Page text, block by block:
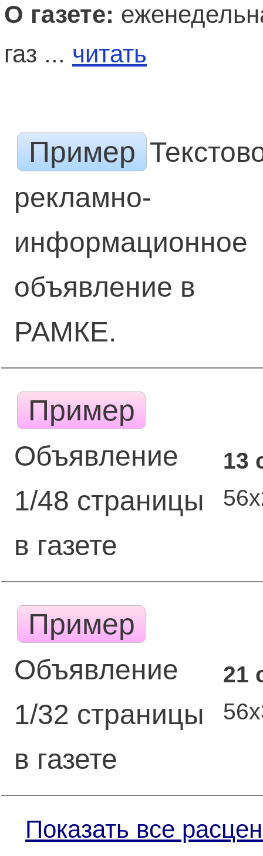
О газете:
газ ... читать
Пример
рекламно-
информационное
объявление в
РАМКЕ.
Пример
Объявление
1/48 страницы
в газете
13
Пример
Объявление
1/32 страницы
в газете
21
Показать все